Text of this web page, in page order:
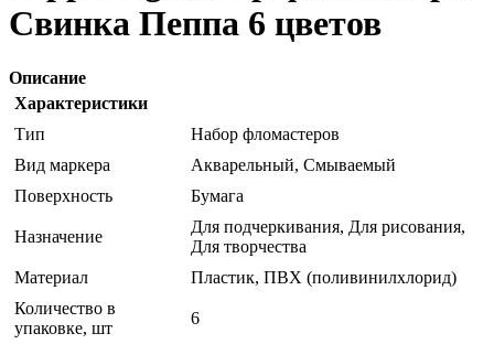
Свинка Пеппа 6 цветов
Описание
Характеристики
Тип
Набор фломастеров
Вид маркера
Акварельный, Смываемый
Поверхность
Бумага
Назначение
Для подчеркивания, Для рисования,
Для творчества
Материал
Пластик, ПВХ (поливинилхлорид)
Количество в
упаковке, шт
6